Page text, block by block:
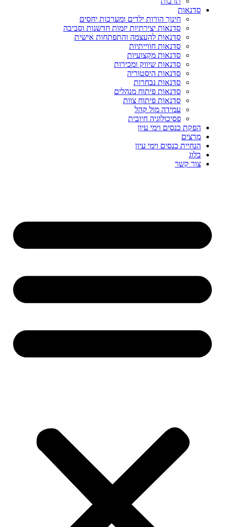
סדנאות
חינוך הורות ילדים ומערכות יחסים
סדנאות יצירתיות יזמות חדשנות וסביבה
סדנאות להעצמה והתפתחות אישית
סדנאות חווייתיות
סדנאות מקצועיות
סדנאות שיווק ומכירות
סדנאות היסטוריה
סדנאות נבחרות
סדנאות פיתוח מנהלים
סדנאות פיתוח צוות
עמידה מול קהל
פסיכולוגיה חיובית
הפקת כנסים וימי עיון
מרצים
הנחיית כנסים וימי עיון
בלוג
צור קשר